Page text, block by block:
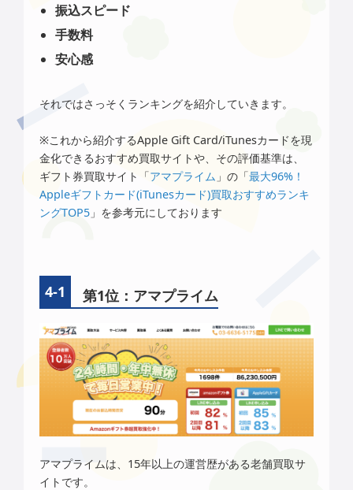
振込スピード
手数料
安心感
それではさっそくランキングを紹介していきます。
※これから紹介するApple Gift Card/iTunesカードを現
金化できるおすすめ買取サイトや、その評価基準は、
ギフト券買取サイト「アマプライム 」の「最大96%！
Appleギフトカード(iTunesカード)買取おすすめランキ
ングTOP5 」を参考元にしております
第1位：アマプライム
アマプライムは、15年以上の運営歴がある老舗買取サ
イトです。